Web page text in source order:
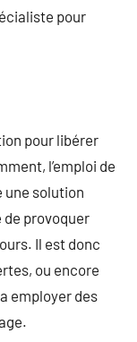
pour
pour libérer
l’emploi de
solution
provoquer
Il est donc
ou encore
employer des